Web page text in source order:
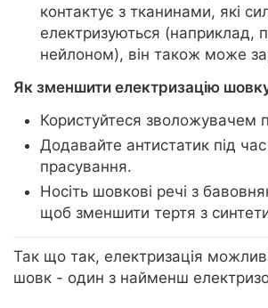
контактує з тканинами, які
електризуються (наприклад,
нейлоном), він також може
Як зменшити електризацію
Користуйтеся зволожувачем
Додавайте антистатик під
прасування.
Носіть шовкові речі з
щоб зменшити тертя з
Так що так, електризація
шовк - один з найменш